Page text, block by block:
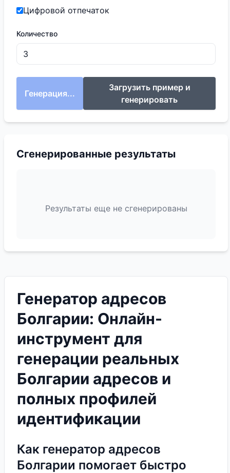
Цифровой отпечаток
Количество
Генерация...
Загрузить пример и
генерировать
Сгенерированные результаты
Результаты еще не сгенерированы
Генератор адресов
Болгарии: Онлайн-
инструмент для
генерации реальных
Болгарии адресов и
полных профилей
идентификации
Как генератор адресов
Болгарии помогает быстро